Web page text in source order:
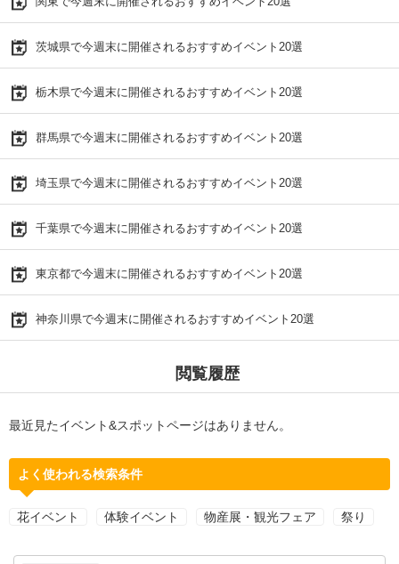
茨城県で今週末に開催されるおすすめイベント20選
栃木県で今週末に開催されるおすすめイベント20選
群馬県で今週末に開催されるおすすめイベント20選
埼玉県で今週末に開催されるおすすめイベント20選
千葉県で今週末に開催されるおすすめイベント20選
東京都で今週末に開催されるおすすめイベント20選
神奈川県で今週末に開催されるおすすめイベント20選
閲覧履歴
最近見たイベント&スポットページはありません。
よく使われる検索条件
花イベント 体験イベント 物産展・観光フェア 祭り